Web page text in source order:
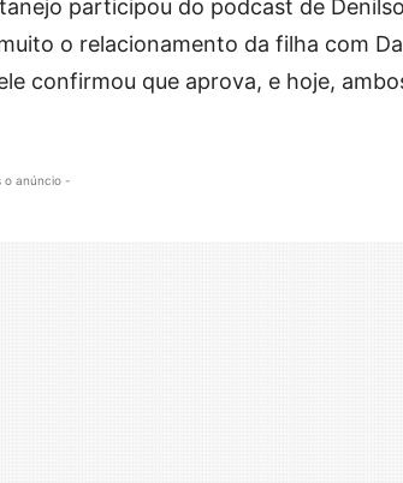
participou do podcast de
o relacionamento da filha com
confirmou que aprova, e hoje,
o anúncio -